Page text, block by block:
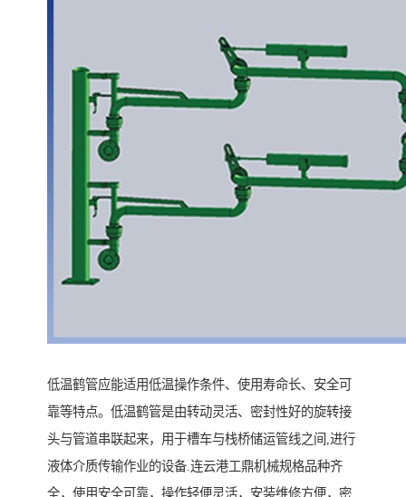
低温鹤管应能适用低温操作条件、使用寿命长、安全可
靠等特点。低温鹤管是由转动灵活、密封性好的旋转接
头与管道串联起来，用于槽车与栈桥储运管线之间,进行
液体介质传输作业的设备.连云港工鼎机械规格品种齐
全，使用安全可靠，操作轻便灵活，安装维修方便，密